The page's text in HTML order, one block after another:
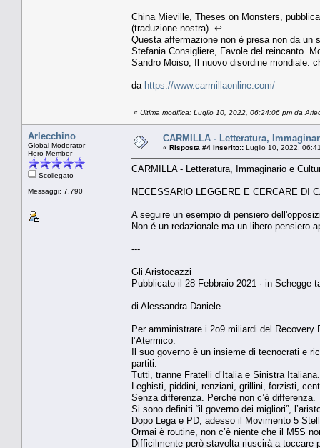
China Mieville, Theses on Monsters,
(traduzione nostra). ↩
Questa affermazione non è presa non da
Stefania Consigliere, Favole del reincanto.
Sandro Moiso, Il nuovo disordine mondiale:
da https://www.carmillaonline.com/
« Ultima modifica: Luglio 10, 2022, 06:24:06 pm da
Arlecchino
Global Moderator
Hero Member
Scollegato
Messaggi: 7.790
CARMILLA - Letteratura,
« Risposta #4 inserito:: Luglio 10, 2022,
CARMILLA - Letteratura, Immaginario e
NECESSARIO LEGGERE E CERCARE DI
A seguire un esempio di pensiero
Non é un redazionale ma un libero pensiero
---
Gli Aristocazzi
Pubblicato il 28 Febbraio 2021 · in Schegge
di Alessandra Daniele
Per amministrare i 2o9 miliardi del
l’Atermico.
Il suo governo è un insieme di tecnocrati e
partiti.
Tutti, tranne Fratelli d’Italia e Sinistra Italiana.
Leghisti, piddini, renziani, grillini, forzisti,
Senza differenza. Perché non c’è differenza.
Si sono definiti “il governo dei migliori”,
Dopo Lega e PD, adesso il Movimento 5
Ormai è routine, non c’è niente che il M5S
Difficilmente però stavolta riuscirà a toccare